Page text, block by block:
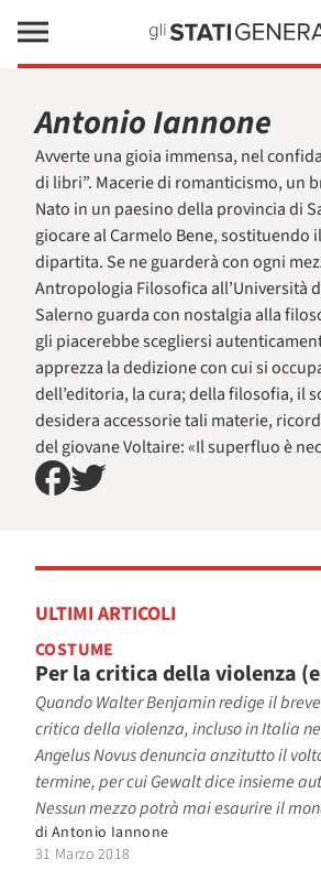
Antonio Iannone
Avverte una gioia immensa, nel
di libri”. Macerie di romanticismo, un
Nato in un paesino della provincia di
giocare al Carmelo Bene, sostituendo
dipartita. Se ne guarderà con ogni
Antropologia Filosofica all’Università
Salerno guarda con nostalgia alla
gli piacerebbe scegliersi
apprezza la dedizione con cui si
dell’editoria, la cura; della filosofia, il
desidera accessorie tali materie,
del giovane Voltaire: «Il superfluo è
ULTIMI ARTICOLI
COSTUME
Per la critica della violenza
Quando Walter Benjamin redige il
critica della violenza, incluso in Italia
Angelus Novus denuncia anzitutto il
termine, per cui Gewalt dice insieme
Nessun mezzo potrà mai esaurire il
di Antonio Iannone
31 Marzo 2018